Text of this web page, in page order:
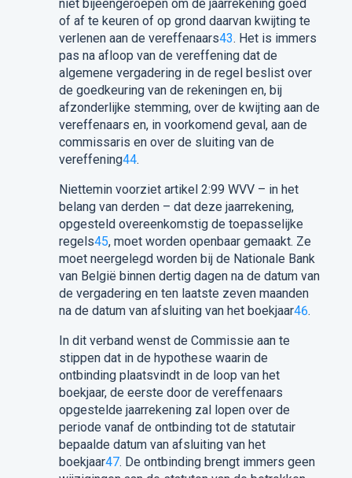
niet bijeengeroepen om de jaarrekening goed
of af te keuren of op grond daarvan kwijting te
verlenen aan de vereffenaars43. Het is immers
pas na afloop van de vereffening dat de
algemene vergadering in de regel beslist over
de goedkeuring van de rekeningen en, bij
afzonderlijke stemming, over de kwijting aan de
vereffenaars en, in voorkomend geval, aan de
commissaris en over de sluiting van de
vereffening44.
Niettemin voorziet artikel 2:99 WVV – in het
belang van derden – dat deze jaarrekening,
opgesteld overeenkomstig de toepasselijke
regels45, moet worden openbaar gemaakt. Ze
moet neergelegd worden bij de Nationale Bank
van België binnen dertig dagen na de datum van
de vergadering en ten laatste zeven maanden
na de datum van afsluiting van het boekjaar46.
In dit verband wenst de Commissie aan te
stippen dat in de hypothese waarin de
ontbinding plaatsvindt in de loop van het
boekjaar, de eerste door de vereffenaars
opgestelde jaarrekening zal lopen over de
periode vanaf de ontbinding tot de statutair
bepaalde datum van afsluiting van het
boekjaar47. De ontbinding brengt immers geen